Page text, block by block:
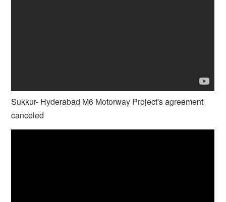
Sukkur- Hyderabad M6 Motorway Project's agreement
canceled